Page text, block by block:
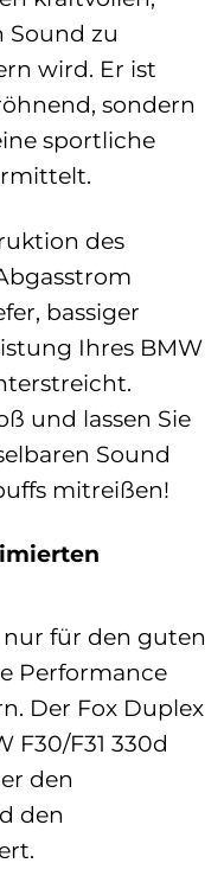
Sound zu
wird. Er ist
sondern
sportliche
des
bassiger
Ihres BMW
und lassen Sie
Sound
mitreißen!
für den guten
Performance
Der Fox Duplex
F30/F31 330d
den
den